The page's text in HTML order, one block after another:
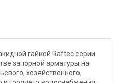
гайкой Raftec серии
запорной арматуры на
хозяйственного,